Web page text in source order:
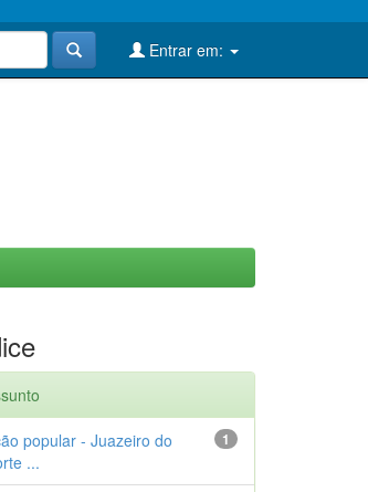
Entrar em:
1
popular - Juazeiro do
...